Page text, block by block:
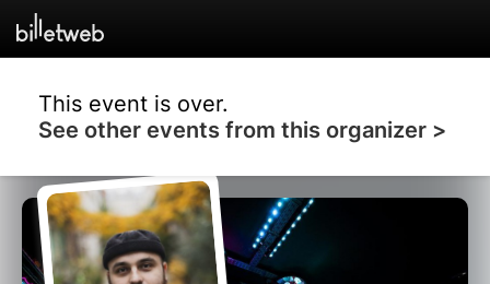
This event is over.
See other events from this organizer >